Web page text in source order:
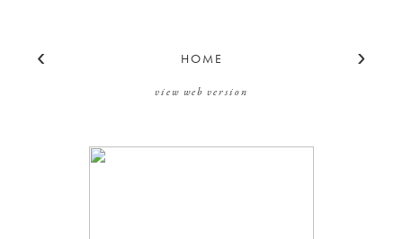
‹ ›
HOME
view web version